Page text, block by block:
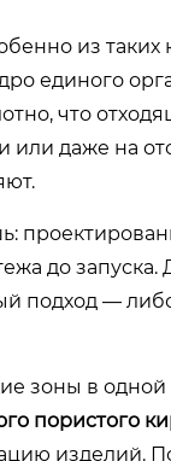
из таких
единого
что
или даже на
до
подход —
зоны в одной
пористого
изделий.